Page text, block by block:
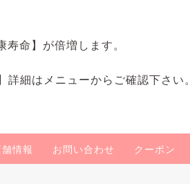
命】が倍増します。
細はメニューからご確認下さい。
舗情報 お問い合わせ クーポン